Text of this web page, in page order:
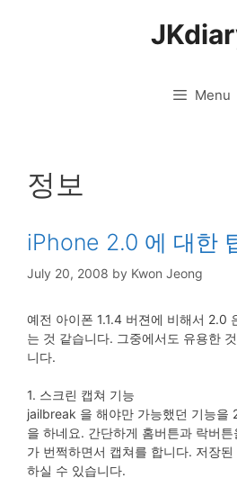
Menu
정보
iPhone 2.0 에 대한
July 20, 2008 by Kwon Jeong
예전 아이폰 1.1.4 버젼에 비해서 2.0
는 것 같습니다. 그중에서도 유용한
니다.
1. 스크린 캡쳐 기능
jailbreak 을 해야만 가능했던 기능을
을 하네요. 간단하게 홈버튼과 락버
가 번쩍하면서 캡쳐를 합니다. 저장
하실 수 있습니다.